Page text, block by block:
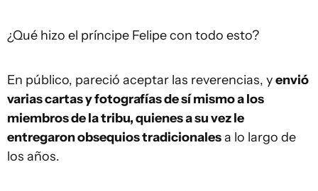
¿Qué hizo el príncipe Felipe con todo esto?
En público, pareció aceptar las reverencias, yenvió
varias cartas y fotografías de sí mismo a los
miembros de la tribu, quienes a su vez le
entregaron obsequios tradicionalesa lo largo de
los años.